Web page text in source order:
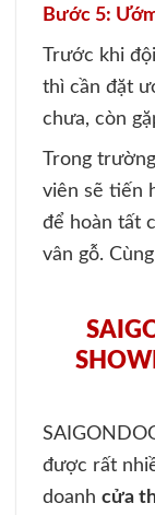
Bước 5:
Trước khi
thì cần đặt
chưa, còn
Trong
viên sẽ tiến
để hoàn tất
vân gỗ.
được rất
doanh cửa